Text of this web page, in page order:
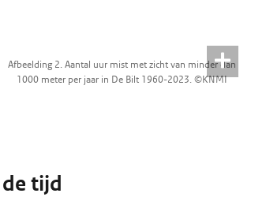
Afbeelding 2. Aantal uur mist met zicht van minder dan
1000 meter per jaar in De Bilt 1960-2023. ©KNMI
tijd